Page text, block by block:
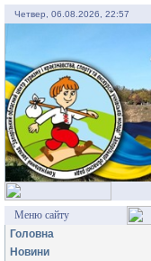
Четвер, 06.08.2026, 22:57
Меню сайту
Головна
Новини